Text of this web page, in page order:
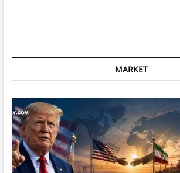
बढ़ीं,
ने
और
ऑफिस
पर
छापा
मारा।
MARKET